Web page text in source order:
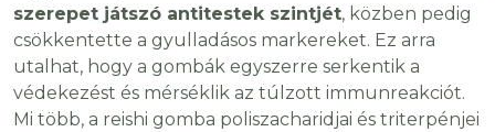
szerepet játszó antitestek szintjét, közben pedig
csökkentette a gyulladásos markereket. Ez arra
utalhat, hogy a gombák egyszerre serkentik a
védekezést és mérséklik az túlzott immunreakciót.
Mi több, a reishi gomba poliszacharidjai és triterpénjei